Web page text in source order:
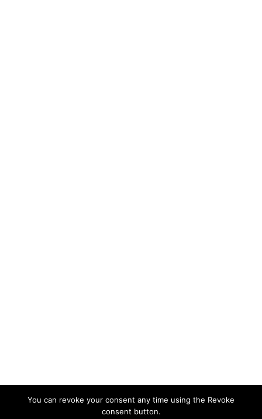
You can revoke your consent any time using the Revoke
consent button.